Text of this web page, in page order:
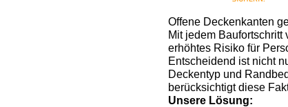
Offene Deckenkanten
Mit jedem
erhöhtes Risiko für
Entscheidend ist nicht
Deckentyp und
berücksichtigt diese
Unsere Lösung: